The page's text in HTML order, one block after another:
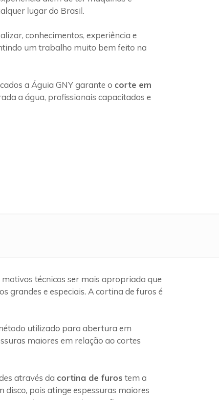
lugar do Brasil.
conhecimentos, experiência e
um trabalho muito bem feito na
a Águia GNY garante o corte em
a água, profissionais capacitados e
técnicos ser mais apropriada que
grandes e especiais. A cortina de furos é
utilizado para abertura em
maiores em relação ao cortes
através da cortina de furos tem a
pois atinge espessuras maiores